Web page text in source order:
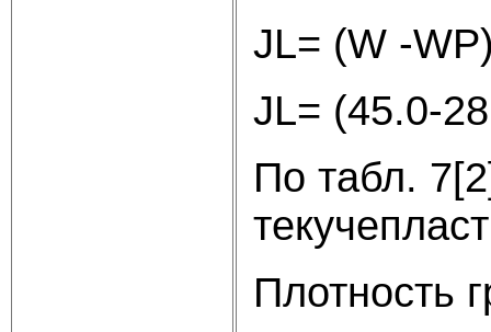
JL= (W -
JL= (45.0-
По табл.
Плотность